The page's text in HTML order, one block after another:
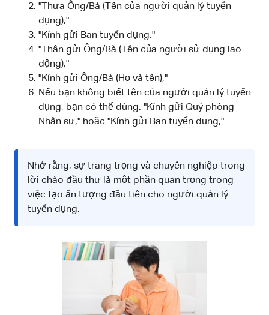
"Thưa Ông/Bà (Tên của người quản lý tuyển
dụng),"
"Kính gửi Ban tuyển dụng,"
"Thân gửi Ông/Bà (Tên của người sử dụng lao
động),"
"Kính gửi Ông/Bà (Họ và tên),"
Nếu bạn không biết tên của người quản lý tuyển
dụng, bạn có thể dùng: "Kính gửi Quý phòng
Nhân sự," hoặc "Kính gửi Ban tuyển dụng,".
Nhớ rằng, sự trang trọng và chuyên nghiệp trong
lời chào đầu thư là một phần quan trọng trong
việc tạo ấn tượng đầu tiên cho người quản lý
tuyển dụng.